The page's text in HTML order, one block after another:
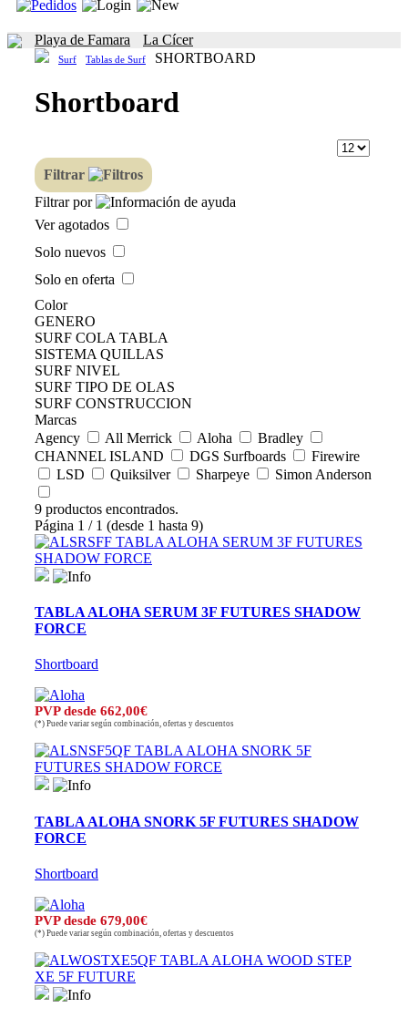
Playa de Famara La Cícer
Surf Tablas de Surf SHORTBOARD
Shortboard
Filtrar
Filtrar por
Ver agotados
Solo nuevos
Solo en oferta
Color
GENERO
SURF COLA TABLA
SISTEMA QUILLAS
SURF NIVEL
SURF TIPO DE OLAS
SURF CONSTRUCCION
Marcas
Agency
All Merrick Aloha
Bradley
CHANNEL ISLAND
DGS Surfboards
Firewire
LSD
Quiksilver Sharpeye Simon Anderson
9 productos encontrados.
Página 1 / 1 (desde 1 hasta 9)
TABLA ALOHA SERUM 3F FUTURES SHADOW
FORCE
Shortboard
PVP desde 662,00€
(*) Puede variar según combinación, ofertas y descuentos
TABLA ALOHA SNORK 5F FUTURES SHADOW
FORCE
Shortboard
PVP desde 679,00€
(*) Puede variar según combinación, ofertas y descuentos